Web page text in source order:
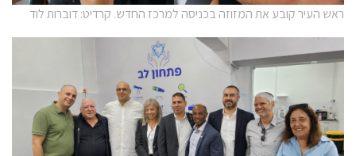
ראש העיר קובע את המזוזה בכניסה למרכז החדש. קרדיט: דוברות לוד